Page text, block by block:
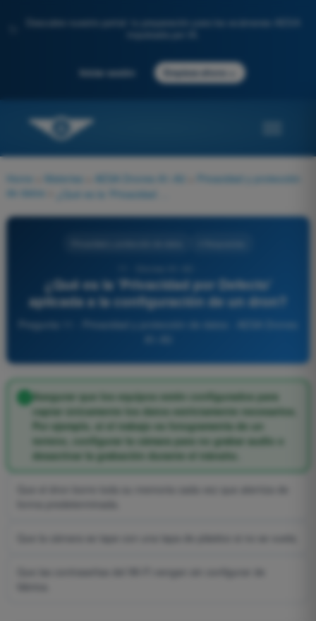
Descubre nuestro portal: tu preparación para los exámenes AESA
Iniciar sesión Empieza ahora
Home Materias AESA Drones A1-A3
Privacidad y protección
de datos
¿Qué es la 'Privacidad por Defecto'
aplicada a la configuración de un dron?
Pregunta 11 - Privacidad y protección de datos - AESA Drones
Asegurar que los equipos estén configurados para
captar únicamente los datos estrictamente necesarios.
Por ejemplo, si el trabajo es fotogrametría de un
terreno, configurar la cámara para no grabar audio o
desactivar la grabación durante el tránsito.